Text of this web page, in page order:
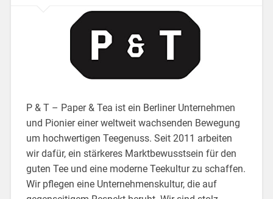
P & T – Paper & Tea ist ein Berliner Unternehmen
und Pionier einer weltweit wachsenden Bewegung
um hochwertigen Teegenuss. Seit 2011 arbeiten
wir dafür, ein stärkeres Marktbewusstsein für den
guten Tee und eine moderne Teekultur zu schaffen.
Wir pflegen eine Unternehmenskultur, die auf